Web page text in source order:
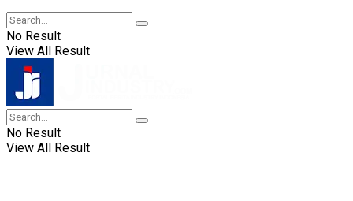
No Result
View All Result
No Result
View All Result